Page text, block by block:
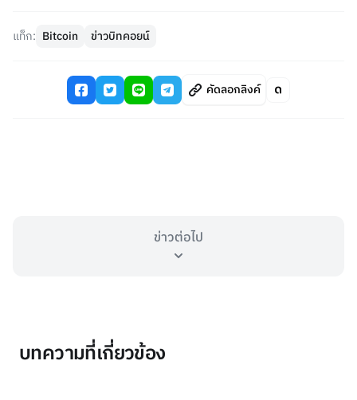
แท็ก: Bitcoin ข่าวบิทคอยน์
คัดลอกลิงค์
ข่าวต่อไป
บทความที่เกี่ยวข้อง